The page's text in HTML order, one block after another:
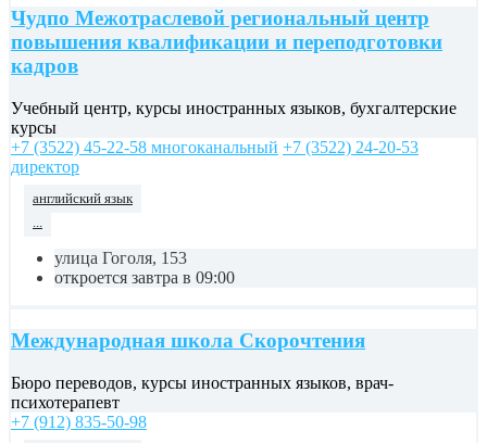
Чудпо Межотраслевой региональный центр
повышения квалификации и переподготовки
кадров
Учебный центр, курсы иностранных языков, бухгалтерские
курсы
+7 (3522) 45-22-58 многоканальный +7 (3522) 24-20-53
директор
английский язык
улица Гоголя, 153
откроется завтра в 09:00
Международная школа Скорочтения
Бюро переводов, курсы иностранных языков, врач-
психотерапевт
+7 (912) 835-50-98